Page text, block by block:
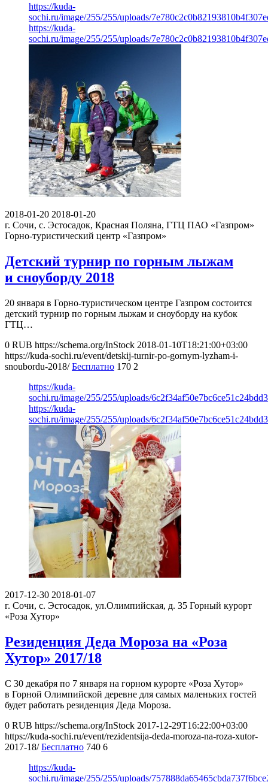
https://kuda-
sochi.ru/image/255/255/uploads/
https://kuda-
sochi.ru/image/255/255/uploads/
2018-01-20 2018-01-20
г. Сочи, с. Эстосадок, Красная Поляна, ГТЦ ПАО «Газпром»
Горно-туристический центр «Газпром»
Детский турнир по горным лыжам
и сноуборду 2018
20 января в Горно-туристическом центре Газпром состоится
детский турнир по горным лыжам и сноуборду на кубок
ГТЦ…
0 RUB https://schema.org/InStock 2018-01-10T18:21:00+03:00
https://kuda-sochi.ru/event/detskij-turnir-po-gornym-lyzham-i-
snoubordu-2018/ Бесплатно 170 2
https://kuda-
sochi.ru/image/255/255/uploads/
https://kuda-
sochi.ru/image/255/255/uploads/
2017-12-30 2018-01-07
г. Сочи, с. Эстосадок, ул.Олимпийская, д. 35 Горный курорт
«Роза Хутор»
Резиденция Деда Мороза на «Роза
Хутор» 2017/18
С 30 декабря по 7 января на горном курорте «Роза Хутор»
в Горной Олимпийской деревне для самых маленьких гостей
будет работать резиденция Деда Мороза.
0 RUB https://schema.org/InStock 2017-12-29T16:22:00+03:00
https://kuda-sochi.ru/event/rezidentsija-deda-moroza-na-roza-xutor-
2017-18/ Бесплатно 740 6
https://kuda-
sochi.ru/image/255/255/uploads/